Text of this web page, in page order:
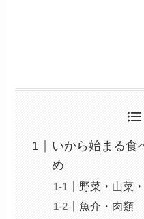
いから始まる食
め
野菜・山菜
魚介・肉類